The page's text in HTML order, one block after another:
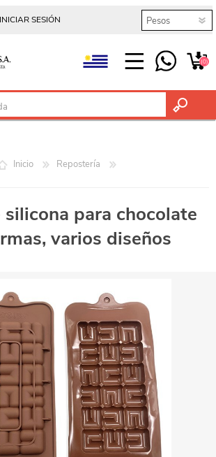
INICIAR SESIÓN
(0)
Inicio Repostería
silicona para chocolate
varios diseños